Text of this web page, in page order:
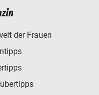
der Frauen